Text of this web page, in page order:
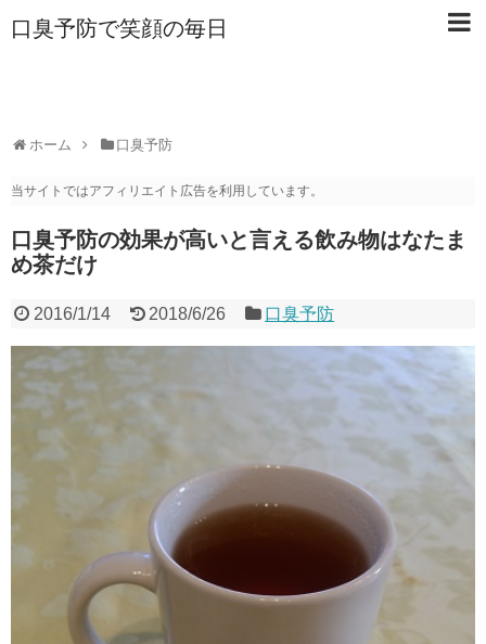
口臭予防で笑顔の毎日
ホーム 口臭予防
当サイトではアフィリエイト広告を利用しています。
口臭予防の効果が高いと言える飲み物はなたま
め茶だけ
2016/1/14 2018/6/26 口臭予防